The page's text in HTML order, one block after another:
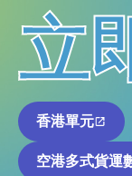
立
香港單元
空港多式貨運